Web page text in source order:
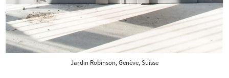
Jardin Robinson, Genève, Suisse